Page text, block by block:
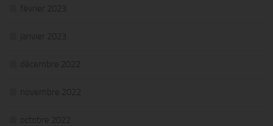
février 2023
janvier 2023
décembre 2022
novembre 2022
octobre 2022